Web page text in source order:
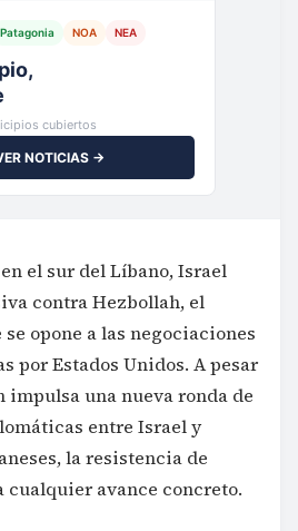
Patagonia NOA NEA
cubiertos
NOTICIAS →
el sur del Líbano, Israel
contra Hezbollah, el
opone a las negociaciones
por Estados Unidos. A pesar
impulsa una nueva ronda de
entre Israel y
la resistencia de
avance concreto.